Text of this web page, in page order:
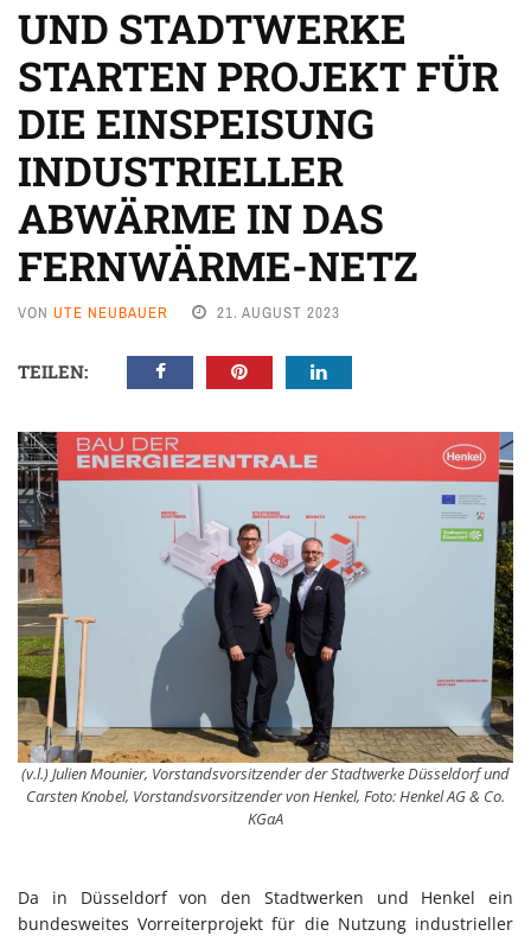
UND STADTWERKE
STARTEN PROJEKT FÜR
DIE EINSPEISUNG
INDUSTRIELLER
ABWÄRME IN DAS
FERNWÄRME-NETZ
VON UTE NEUBAUER 21. AUGUST 2023
TEILEN:
(v.l.) Julien Mounier, Vorstandsvorsitzender der Stadtwerke Düsseldorf und
Carsten Knobel, Vorstandsvorsitzender von Henkel, Foto: Henkel AG & Co.
KGaA
Da in Düsseldorf von den Stadtwerken und Henkel ein
bundesweites Vorreiterprojekt für die Nutzung industrieller